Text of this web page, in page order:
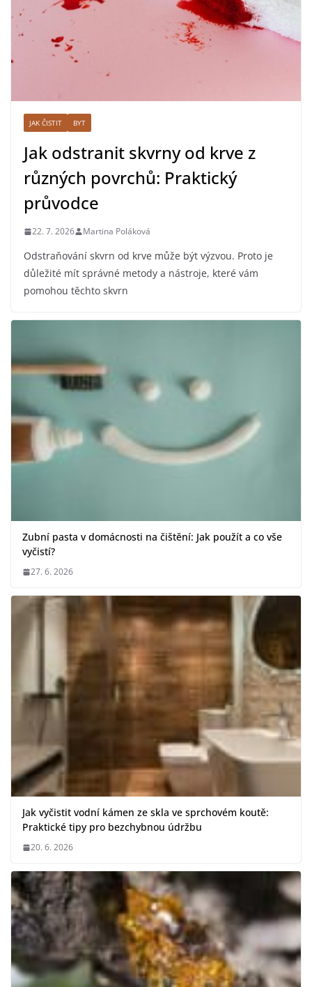
JAK ČISTIT BYT
Jak odstranit skvrny od krve z
různých povrchů: Praktický
průvodce
22. 7. 2026 Martina Poláková
Odstraňování skvrn od krve může být výzvou. Proto je
důležité mít správné metody a nástroje, které vám
pomohou těchto skvrn
Zubní pasta v domácnosti na čištění: Jak použít a co vše
vyčistí?
27. 6. 2026
Jak vyčistit vodní kámen ze skla ve sprchovém koutě:
Praktické tipy pro bezchybnou údržbu
20. 6. 2026